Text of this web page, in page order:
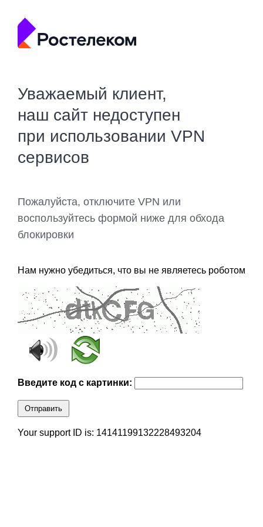
Уважаемый клиент,
наш сайт недоступен
при использовании VPN
сервисов
Пожалуйста, отключите VPN или
воспользуйтесь формой ниже для обхода
блокировки
Нам нужно убедиться, что вы не являетесь роботом
Введите код с картинки:
Отправить
Your support ID is: 14141199132228493204